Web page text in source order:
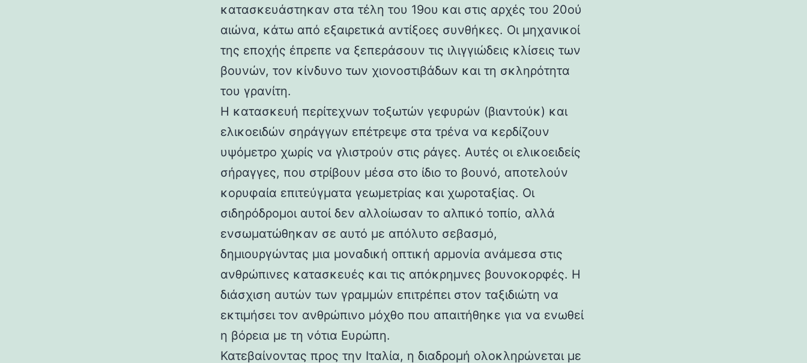
κατασκευάστηκαν στα τέλη του 19ου και στις αρχές του 20ού
αιώνα, κάτω από εξαιρετικά αντίξοες συνθήκες. Οι μηχανικοί
της εποχής έπρεπε να ξεπεράσουν τις ιλιγγιώδεις κλίσεις των
βουνών, τον κίνδυνο των χιονοστιβάδων και τη σκληρότητα
του γρανίτη.
Η κατασκευή περίτεχνων τοξωτών γεφυρών (βιαντούκ) και
ελικοειδών σηράγγων επέτρεψε στα τρένα να κερδίζουν
υψόμετρο χωρίς να γλιστρούν στις ράγες. Αυτές οι ελικοειδείς
σήραγγες, που στρίβουν μέσα στο ίδιο το βουνό, αποτελούν
κορυφαία επιτεύγματα γεωμετρίας και χωροταξίας. Οι
σιδηρόδρομοι αυτοί δεν αλλοίωσαν το αλπικό τοπίο, αλλά
ενσωματώθηκαν σε αυτό με απόλυτο σεβασμό,
δημιουργώντας μια μοναδική οπτική αρμονία ανάμεσα στις
ανθρώπινες κατασκευές και τις απόκρημνες βουνοκορφές. Η
διάσχιση αυτών των γραμμών επιτρέπει στον ταξιδιώτη να
εκτιμήσει τον ανθρώπινο μόχθο που απαιτήθηκε για να ενωθεί
η βόρεια με τη νότια Ευρώπη.
Κατεβαίνοντας προς την Ιταλία, η διαδρομή ολοκληρώνεται με